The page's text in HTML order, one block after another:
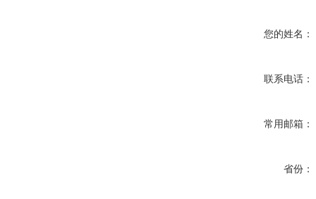
您的姓名：
联系电话：
常用邮箱：
省份：